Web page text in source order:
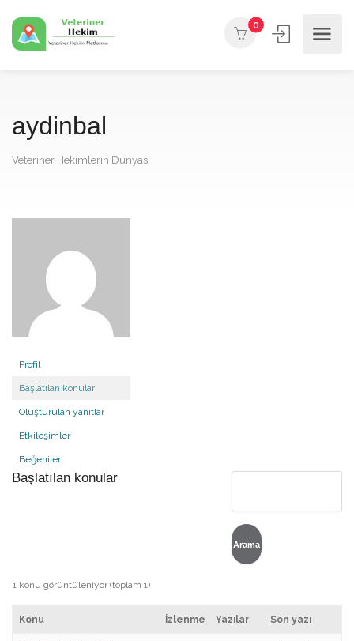
0
aydinbal
Veteriner Hekimlerin Dünyası
Profil
Başlatılan konular
Oluşturulan yanıtlar
Etkileşimler
Beğeniler
Başlatılan konular
1 konu görüntüleniyor (toplam 1)
Konu İzlenme Yazılar Son yazı